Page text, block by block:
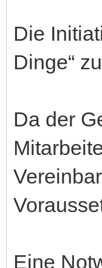
Die
Dinge“
Da der
Eine